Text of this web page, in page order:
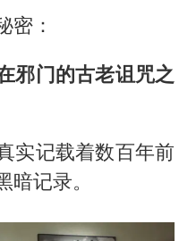
密：
邪门的古老诅咒之
实记载着数百年前
暗记录。